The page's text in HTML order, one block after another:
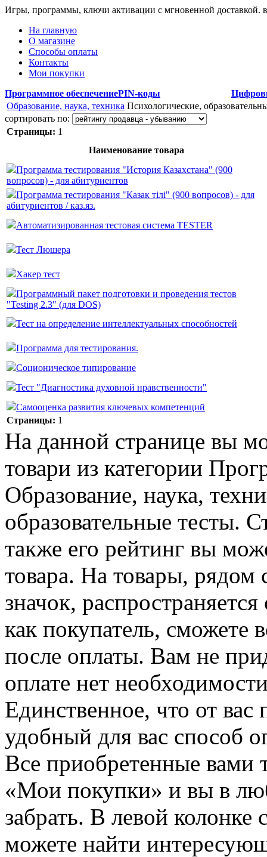
Игры, программы, ключи активации с мгновенной доставкой.
На главную
О магазине
Способы оплаты
Контакты
Мои покупки
Программное обеспечениеPIN-коды
Образование, наука, техника Психологические,
сортировать по:
Страницы: 1
Наименование товара
Программа тестирования "История Казахстана" (900
вопросов) - для абитуриентов
Программа тестирования "Казак тiлi" (900 вопросов) - для
абитуриентов / каз.яз.
Автоматизированная тестовая система TESTER
Тест Люшера
Хакер тест
Программный пакет подготовки и проведения тестов
"Testing 2.3" (для DOS)
Тест на определение интеллектуальных способностей
Программа для тестирования.
Соционическое типирование
Тест "Диагностика духовной нравственности"
Самооценка развития ключевых компетенций
Страницы: 1
На данной странице вы
товари из категории
Образование, наука,
образовательные тесты.
также его рейтинг вы
товара. На товары, рядом
значок,
как покупатель, сможете
после оплаты. Вам не
оплате нет
Единственное, что от вас
удобный для вас способ
Все приобретенные вами
«Мои покупки» и вы в
забрать. В левой
можете найти